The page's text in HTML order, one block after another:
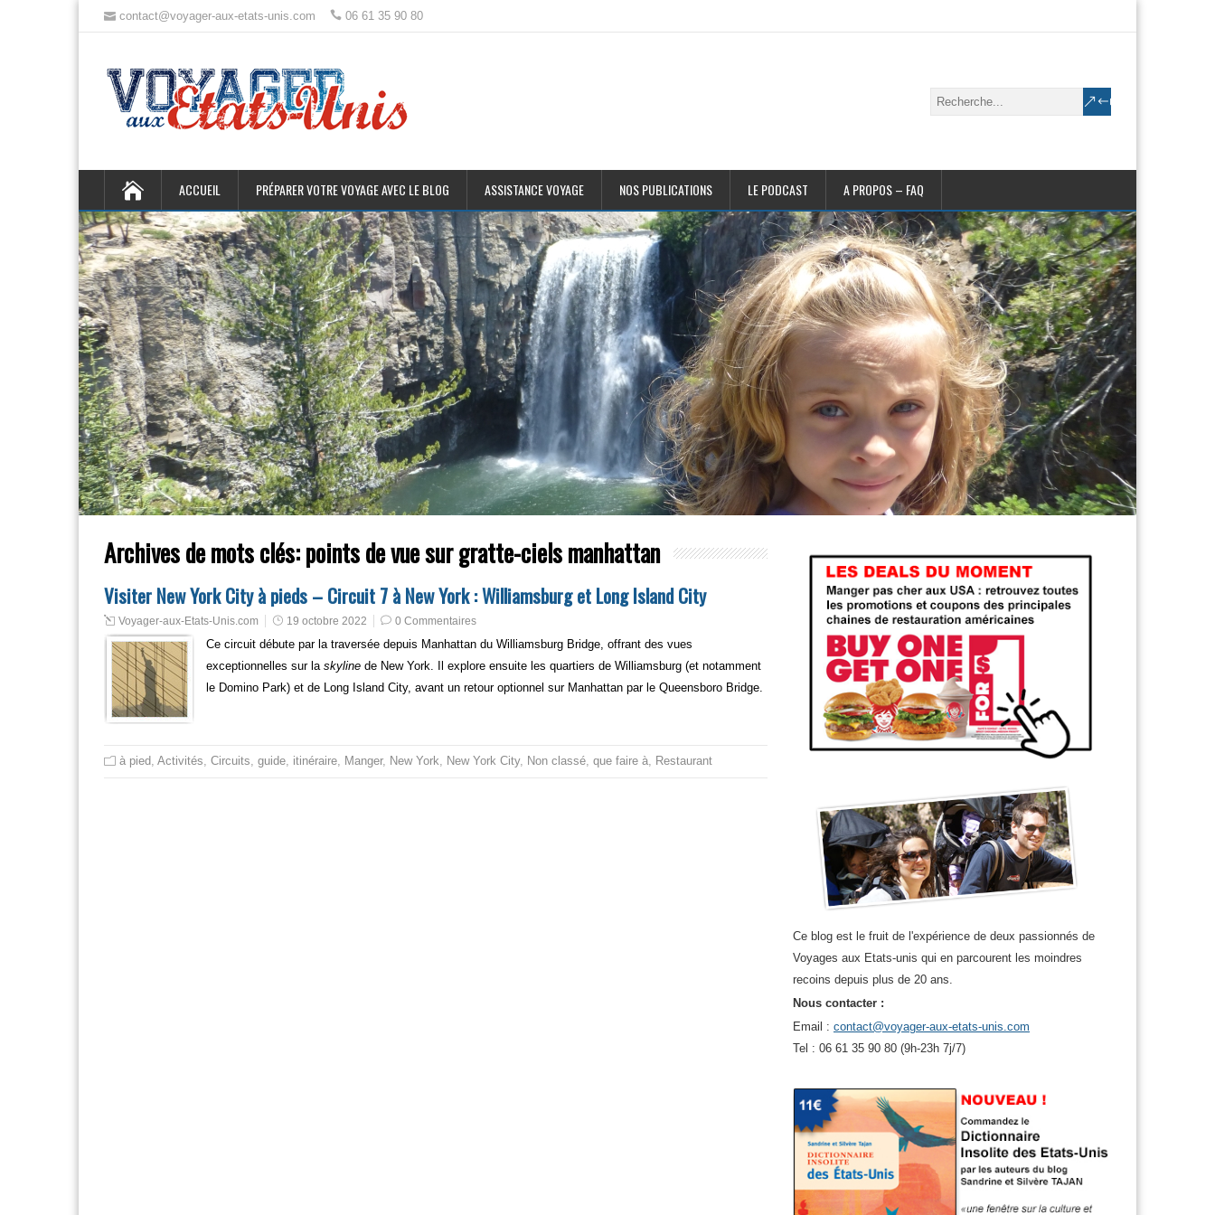
contact@voyager-aux-etats-unis.com 06 61 35 90 80
ACCUEIL PRÉPARER VOTRE VOYAGE AVEC LE BLOG ASSISTANCE VOYAGE NOS PUBLICATIONS LE PODCAST A PROPOS – FAQ
Archives de mots clés:points de vue sur gratte-ciels manhattan
Visiter New York City à pieds – Circuit 7 à New York : Williamsburg et Long Island City
Voyager-aux-Etats-Unis.com 19 octobre 2022 0 Commentaires
Ce circuit débute par la traversée depuis Manhattan du Williamsburg Bridge, offrant des vues
exceptionnelles sur la skyline de New York. Il explore ensuite les quartiers de Williamsburg (et notamment
le Domino Park) et de Long Island City, avant un retour optionnel sur Manhattan par le Queensboro Bridge.
à pied, Activités, Circuits, guide, itinéraire, Manger, New York, New York City, Non classé, que faire à, Restaurant
Ce blog est le fruit de l'expérience de deux passionnés de
Voyages aux Etats-unis qui en parcourent les moindres
recoins depuis plus de 20 ans.
Nous contacter :
Email : contact@voyager-aux-etats-unis.com
Tel : 06 61 35 90 80 (9h-23h 7j/7)